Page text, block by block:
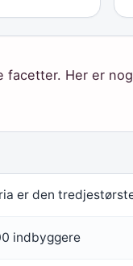
facetter. Her er
er den
indbyggere